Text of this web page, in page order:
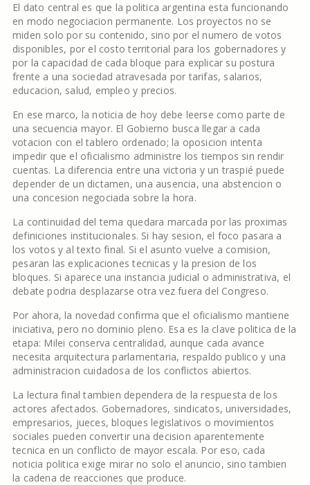
El dato central es que la politica argentina esta funcionando
en modo negociacion permanente. Los proyectos no se
miden solo por su contenido, sino por el numero de votos
disponibles, por el costo territorial para los gobernadores y
por la capacidad de cada bloque para explicar su postura
frente a una sociedad atravesada por tarifas, salarios,
educacion, salud, empleo y precios.
En ese marco, la noticia de hoy debe leerse como parte de
una secuencia mayor. El Gobierno busca llegar a cada
votacion con el tablero ordenado; la oposicion intenta
impedir que el oficialismo administre los tiempos sin rendir
cuentas. La diferencia entre una victoria y un traspié puede
depender de un dictamen, una ausencia, una abstencion o
una concesion negociada sobre la hora.
La continuidad del tema quedara marcada por las proximas
definiciones institucionales. Si hay sesion, el foco pasara a
los votos y al texto final. Si el asunto vuelve a comision,
pesaran las explicaciones tecnicas y la presion de los
bloques. Si aparece una instancia judicial o administrativa, el
debate podria desplazarse otra vez fuera del Congreso.
Por ahora, la novedad confirma que el oficialismo mantiene
iniciativa, pero no dominio pleno. Esa es la clave politica de la
etapa: Milei conserva centralidad, aunque cada avance
necesita arquitectura parlamentaria, respaldo publico y una
administracion cuidadosa de los conflictos abiertos.
La lectura final tambien dependera de la respuesta de los
actores afectados. Gobernadores, sindicatos, universidades,
empresarios, jueces, bloques legislativos o movimientos
sociales pueden convertir una decision aparentemente
tecnica en un conflicto de mayor escala. Por eso, cada
noticia politica exige mirar no solo el anuncio, sino tambien
la cadena de reacciones que produce.